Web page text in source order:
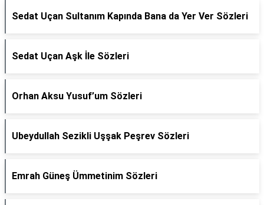
Sedat Uçan Sultanım Kapında Bana da Yer Ver Sözleri
Sedat Uçan Aşk İle Sözleri
Orhan Aksu Yusuf’um Sözleri
Ubeydullah Sezikli Uşşak Peşrev Sözleri
Emrah Güneş Ümmetinim Sözleri